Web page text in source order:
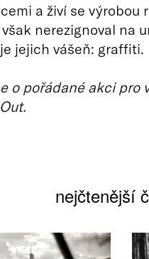
a živí se výrobou
nerezignoval na
jejich vášeň: graffiti.
o pořádané akci pro
nejčtenější